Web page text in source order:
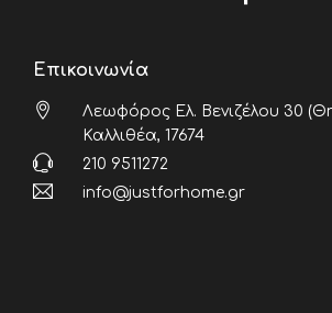
Επικοινωνία
Λεωφόρος Ελ. Βενιζέλου 30
Καλλιθέα, 17674
210 9511272
info@justforhome.gr